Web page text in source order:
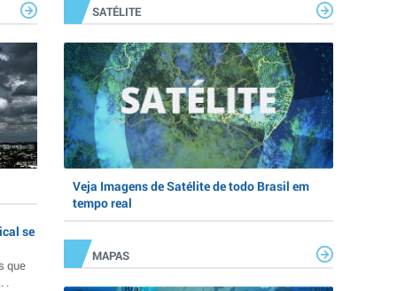
se
que
.
SATÉLITE
Veja Imagens de Satélite de todo Brasil em
tempo real
MAPAS